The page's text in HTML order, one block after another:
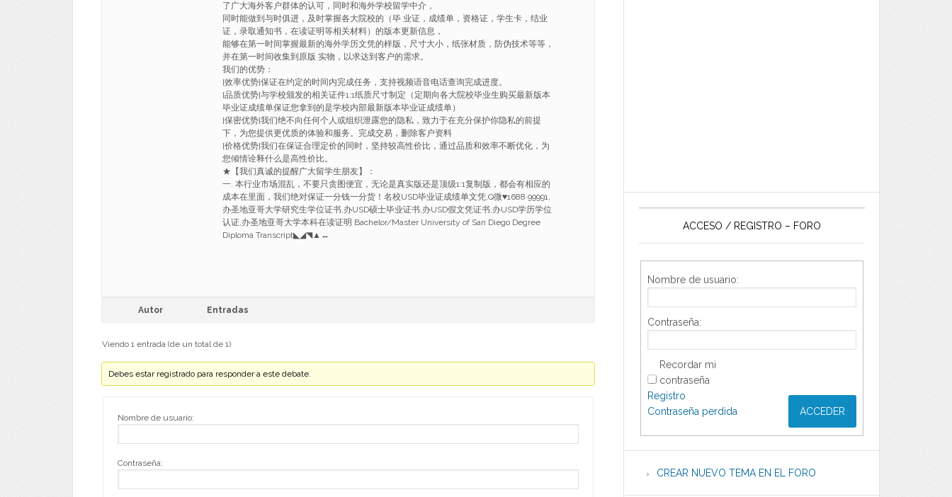
了广大海外客户群体的认可，同时和海外学校留学中介，
同时能做到与时俱进，及时掌握各大院校的（毕 业证，成绩单，资格证，学生卡，结业
证，录取通知书，在读证明等相关材料）的版本更新信息，
能够在第一时间掌握最新的海外学历文凭的样版，尺寸大小，纸张材质，防伪技术等等，
并在第一时间收集到原版 实物，以求达到客户的需求。
我们的优势：
[效率优势]保证在约定的时间内完成任务，支持视频语音电话查询完成进度。
[品质优势]与学校颁发的相关证件1:1纸质尺寸制定（定期向各大院校毕业生购买最新版本
毕业证成绩单保证您拿到的是学校内部最新版本毕业证成绩单）
[保密优势]我们绝不向任何个人或组织泄露您的隐私，致力于在充分保护你隐私的前提
下，为您提供更优质的体验和服务。完成交易，删除客户资料
[价格优势]我们在保证合理定价的同时，坚持较高性价比，通过品质和效率不断优化，为
您倾情诠释什么是高性价比。
★【我们真诚的提醒广大留学生朋友】：
一. 本行业市场混乱，不要只贪图便宜，无论是真实版还是顶级1:1复制版，都会有相应的
成本在里面，我们绝对保证一分钱一分货！名校USD毕业证成绩单文凭,Q微♥1688 99991,
办圣地亚哥大学研究生学位证书,办USD硕士毕业证书,办USD假文凭证书,办USD学历学位
认证,办圣地亚哥大学本科在读证明 Bachelor/Master University of San Diego Degree
Diploma Transcript◣◢◥▲↔
Autor Entradas
Viendo 1 entrada (de un total de 1)
Debes estar registrado para responder a este debate.
Nombre de usuario:
Contraseña:
ACCESO / REGISTRO – FORO
Nombre de usuario:
Contraseña:
Recordar mi
contraseña
ACCEDER
Registro
Contraseña perdida
CREAR NUEVO TEMA EN EL FORO